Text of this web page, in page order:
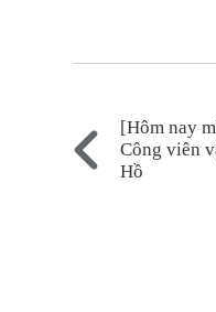
[Hôm nay
Công viên
Hồ